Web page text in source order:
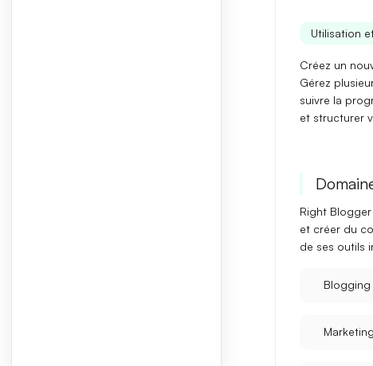
Utilisation
Créez un
Gérez
suivre la
et structurer
Right
et créer du
de ses outils
Blogging